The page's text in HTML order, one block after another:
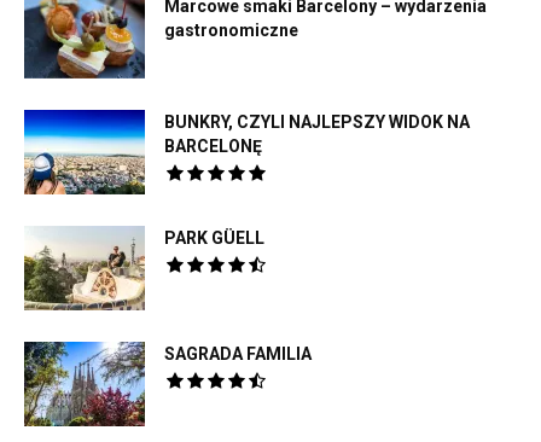
Marcowe smaki Barcelony – wydarzenia
gastronomiczne
BUNKRY, CZYLI NAJLEPSZY WIDOK NA
BARCELONĘ
PARK GÜELL
SAGRADA FAMILIA